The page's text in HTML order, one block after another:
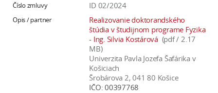
ID 02/2024
Realizovanie doktorandského
štúdia v študijnom programe Fyzika
- Ing. Silvia Kostárová (pdf / 2.17
MB)
Univerzita Pavla Jozefa Šafárika v
Košiciach
Šrobárova 2, 041 80 Košice
IČO: 00397768